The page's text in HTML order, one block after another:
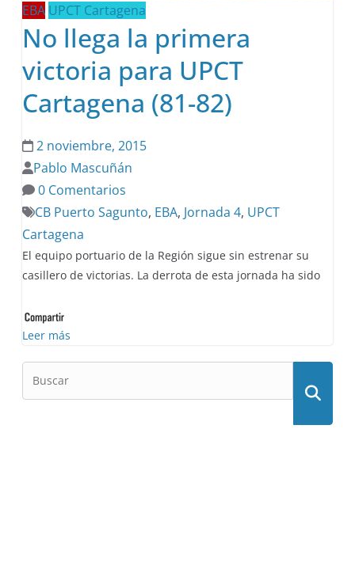
EBA UPCT Cartagena
No llega la primera
victoria para UPCT
Cartagena (81-82)
2 noviembre, 2015
Pablo Mascuñán
0 Comentarios
CB Puerto Sagunto, EBA, Jornada 4, UPCT
Cartagena
El equipo portuario de la Región sigue sin estrenar su
casillero de victorias. La derrota de esta jornada ha sido
Leer más